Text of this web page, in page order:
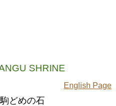
SHRINE
English Page
どめの石